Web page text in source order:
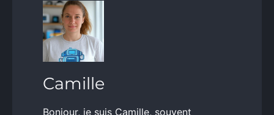
Camille
Bonjour, je suis Camille, souvent